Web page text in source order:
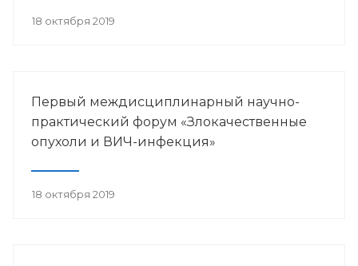
18 октября 2019
Первый междисциплинарный научно-
практический форум «Злокачественные
опухоли и ВИЧ-инфекция»
18 октября 2019